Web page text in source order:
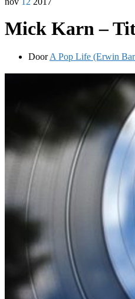
Mick Karn –
DoorA Pop Life (Erwin